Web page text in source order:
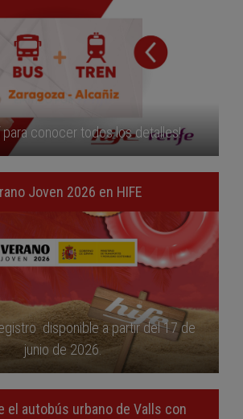
para conocer todos los detalles!
Joven 2026 en HIFE
disponible a partir del 17 de
junio de 2026.
el autobús urbano de Valls con